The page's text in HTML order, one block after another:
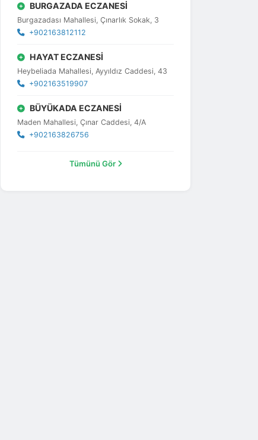
BURGAZADA ECZANESİ
Burgazadası Mahallesi, Çınarlık Sokak, 3
+902163812112
HAYAT ECZANESİ
Heybeliada Mahallesi, Ayyıldız Caddesi, 43
+902163519907
BÜYÜKADA ECZANESİ
Maden Mahallesi, Çınar Caddesi, 4/A
+902163826756
Tümünü Gör